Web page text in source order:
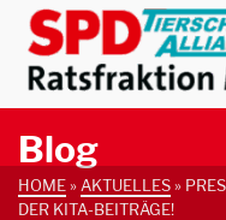
Blog
HOME» AKTUELLES»
DER KITA-BEITRÄGE!